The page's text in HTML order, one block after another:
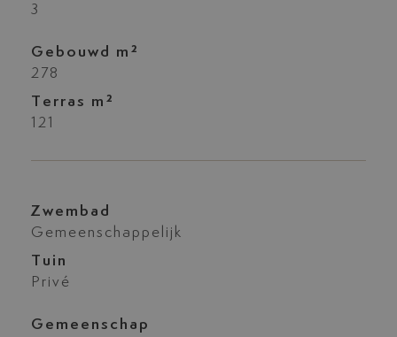
3
Gebouwd m²
278
Terras m²
121
Zwembad
Gemeenschappelijk
Tuin
Privé
Gemeenschap